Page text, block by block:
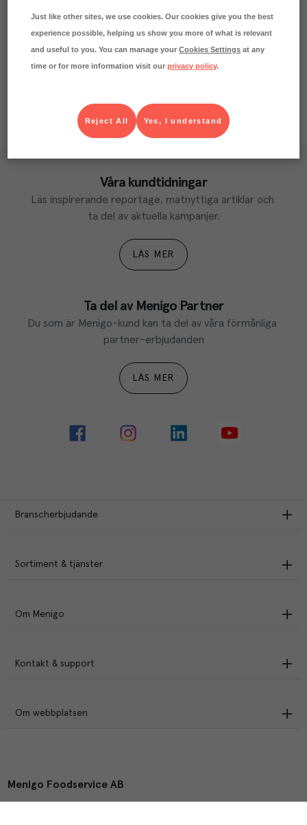
Våra kundtidningar
Läs inspirerande reportage, matnyttiga artiklar och
ta del av aktuella kampanjer.
LÄS MER
Ta del av Menigo Partner
Du som är Menigo-kund kan ta del av våra förmånliga
partner-erbjudanden
LÄS MER
Branscherbjudande
Sortiment & tjänster
Om Menigo
Kontakt & support
Om webbplatsen
Menigo Foodservice AB
Just like other sites, we use cookies. Our cookies give you the best
experience possible, helping us show you more of what is relevant
and useful to you. You can manage yourCookies Settings at any
time or for more information visit ourprivacy policy.
Yes, I understand
Reject All